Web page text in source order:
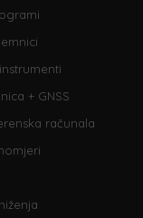
+ GNSS
računala